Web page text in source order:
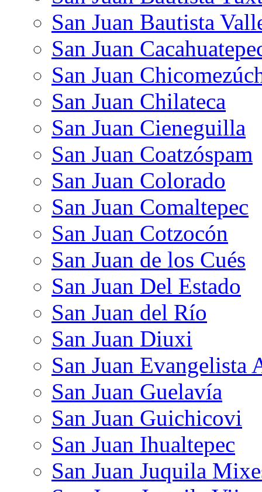
San Juan Bautista
San Juan
San Juan
San Juan Chilateca
San Juan Cieneguilla
San Juan Coatzóspam
San Juan Colorado
San Juan Comaltepec
San Juan Cotzocón
San Juan de los Cués
San Juan Del Estado
San Juan del Río
San Juan Diuxi
San Juan Evangelista
San Juan Guelavía
San Juan Guichicovi
San Juan Ihualtepec
San Juan Juquila